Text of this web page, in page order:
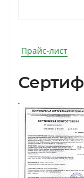
Прайс-лист